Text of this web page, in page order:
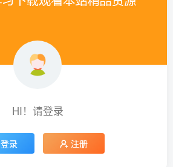
HI！请登录
登录 注册